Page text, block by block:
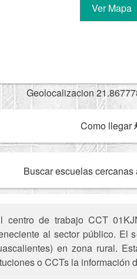
Ver Mapa
Geolocalizacion
Como llegar
Buscar escuelas
centro de trabajo CCT
al sector público. El
en zona rural.
o CCTs la información